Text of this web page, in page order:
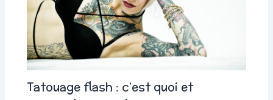
Tatouage flash : c’est quoi et